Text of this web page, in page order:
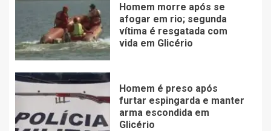
Homem morre após se
afogar em rio; segunda
vítima é resgatada com
vida em Glicério
Homem é preso após
furtar espingarda e manter
arma escondida em
Glicério